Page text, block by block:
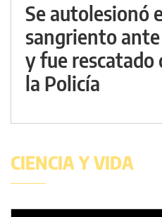
Se autolesionó
sangriento
y fue rescatado
la Policía
CIENCIA Y VIDA